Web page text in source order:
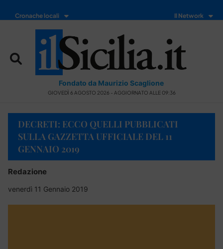
Cronache locali Il Network
Fondato da Maurizio Scaglione
GIOVEDÌ 6 AGOSTO 2026 - AGGIORNATO ALLE 09:36
DECRETI: ECCO QUELLI PUBBLICATI
SULLA GAZZETTA UFFICIALE DEL 11
GENNAIO 2019
Redazione
venerdì 11 Gennaio 2019